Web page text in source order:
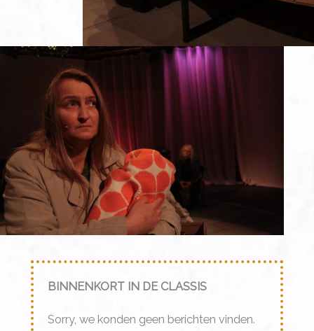
BINNENKORT IN DE CLASSIS
Sorry, we konden geen berichten vinden.